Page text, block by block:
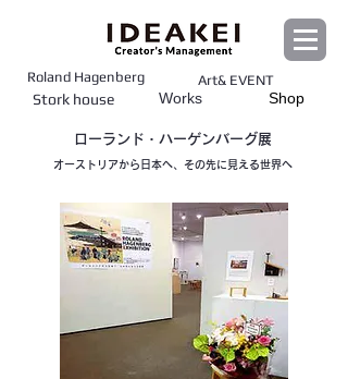
Stork house
Roland Hagenberg Art& EVENT
Shop
Works
​ローランド・ハーゲンバーグ展
オーストリアから日本へ、その先に見える世界へ